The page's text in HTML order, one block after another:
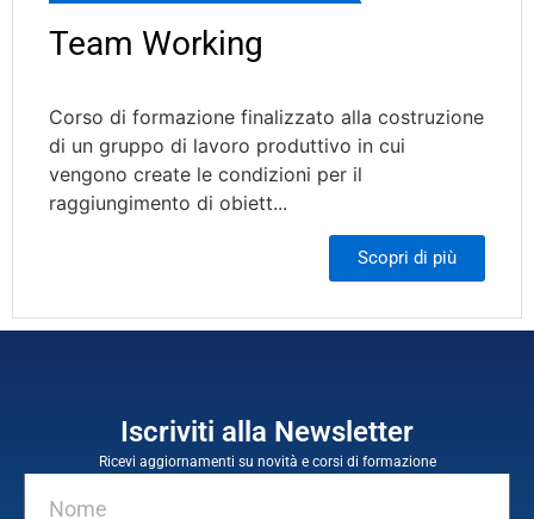
Team Working
Corso di formazione finalizzato alla costruzione
di un gruppo di lavoro produttivo in cui
vengono create le condizioni per il
raggiungimento di obiett...
Scopri di più
Iscriviti alla Newsletter
Ricevi aggiornamenti su novità e corsi di formazione